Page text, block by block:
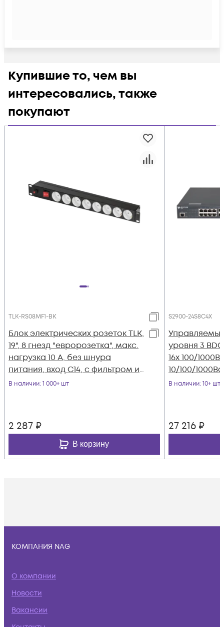
Купившие то, чем вы
интересовались, также
покупают
TLK-RS08MF1-BK
Блок электрических розеток TLK,
19", 8 гнезд "евророзетка", макс.
нагрузка 10 А, без шнура
питания, вход С14, с фильтром и
предохранителем
В наличии: 1 000+ шт
2 287 ₽
В корзину
S2900-24S8C4X
уровня 3
16x 100/
10/100/
SFP, 4x 1/
В наличии: 10+ шт
27 216 ₽
КОМПАНИЯ NAG
О компании
Новости
Вакансии